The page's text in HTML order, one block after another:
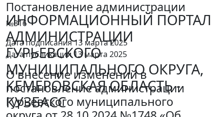
ИНФОРМАЦИОННЫЙ ПОРТАЛ
АДМИНИСТРАЦИИ
ГУРЬЕВСКОГО
МУНИЦИПАЛЬНОГО ОКРУГА,
КЕМЕРОВСКАЯ ОБЛАСТЬ -
КУЗБАСС
Постановление администрации
№316
Дата подписания 13 марта 2025
Дата публикации 13 марта 2025
О внесение изменений в
постановление администрации
Гурьевского муниципального